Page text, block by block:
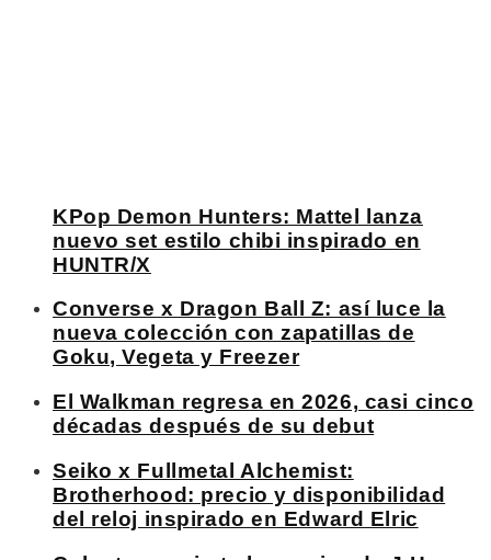
KPop Demon Hunters: Mattel lanza
nuevo set estilo chibi inspirado en
HUNTR/X
Converse x Dragon Ball Z: así luce la
nueva colección con zapatillas de
Goku, Vegeta y Freezer
El Walkman regresa en 2026, casi cinco
décadas después de su debut
Seiko x Fullmetal Alchemist:
Brotherhood: precio y disponibilidad
del reloj inspirado en Edward Elric